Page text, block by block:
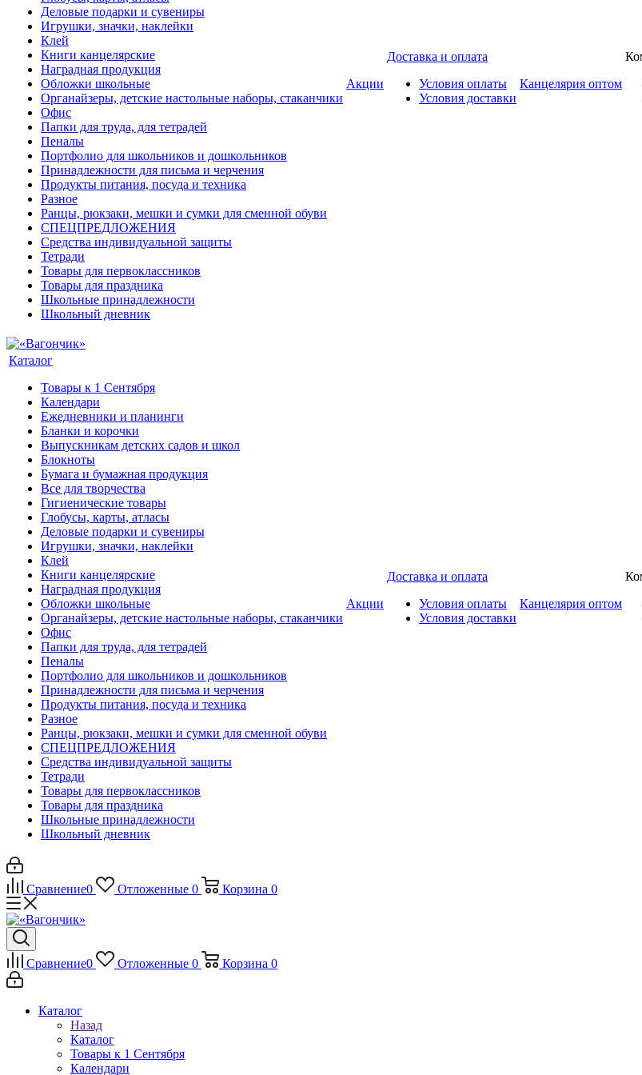
Деловые подарки и сувениры
Игрушки, значки, наклейки
Клей
Книги канцелярские
Наградная продукция
Обложки школьные
Органайзеры, детские настольные наборы, стаканчики
Офис
Папки для труда, для тетрадей
Пеналы
Портфолио для школьников и дошкольников
Принадлежности для письма и черчения
Продукты питания, посуда и техника
Разное
Ранцы, рюкзаки, мешки и сумки для сменной обуви
СПЕЦПРЕДЛОЖЕНИЯ
Средства индивидуальной защиты
Тетради
Товары для первоклассников
Товары для праздника
Школьные принадлежности
Школьный дневник
Акции
Доставка и оплата
Условия оплаты
Условия доставки
Канцелярия оптом
Каталог
Товары к 1 Сентября
Календари
Ежедневники и планинги
Бланки и корочки
Выпускникам детских садов и школ
Блокноты
Бумага и бумажная продукция
Все для творчества
Гигиенические товары
Глобусы, карты, атласы
Деловые подарки и сувениры
Игрушки, значки, наклейки
Клей
Книги канцелярские
Наградная продукция
Обложки школьные
Органайзеры, детские настольные наборы, стаканчики
Офис
Папки для труда, для тетрадей
Пеналы
Портфолио для школьников и дошкольников
Принадлежности для письма и черчения
Продукты питания, посуда и техника
Разное
Ранцы, рюкзаки, мешки и сумки для сменной обуви
СПЕЦПРЕДЛОЖЕНИЯ
Средства индивидуальной защиты
Тетради
Товары для первоклассников
Товары для праздника
Школьные принадлежности
Школьный дневник
Акции
Доставка и оплата
Условия оплаты
Условия доставки
Канцелярия оптом
Сравнение0 Отложенные 0 Корзина 0
Сравнение0 Отложенные 0 Корзина 0
Каталог
Назад
Каталог
Товары к 1 Сентября
Календари